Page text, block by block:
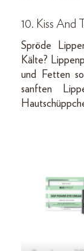
10. Kiss And
Spröde
Kälte?
und Fetten
sanften